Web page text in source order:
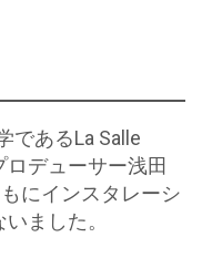
であるLa Salle
デューサー浅田
にインスタレーシ
ました。